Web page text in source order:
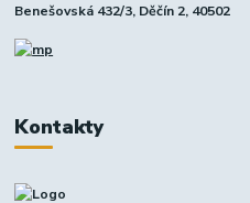
Benešovská 432/3, Děčín 2, 40502
Kontakty